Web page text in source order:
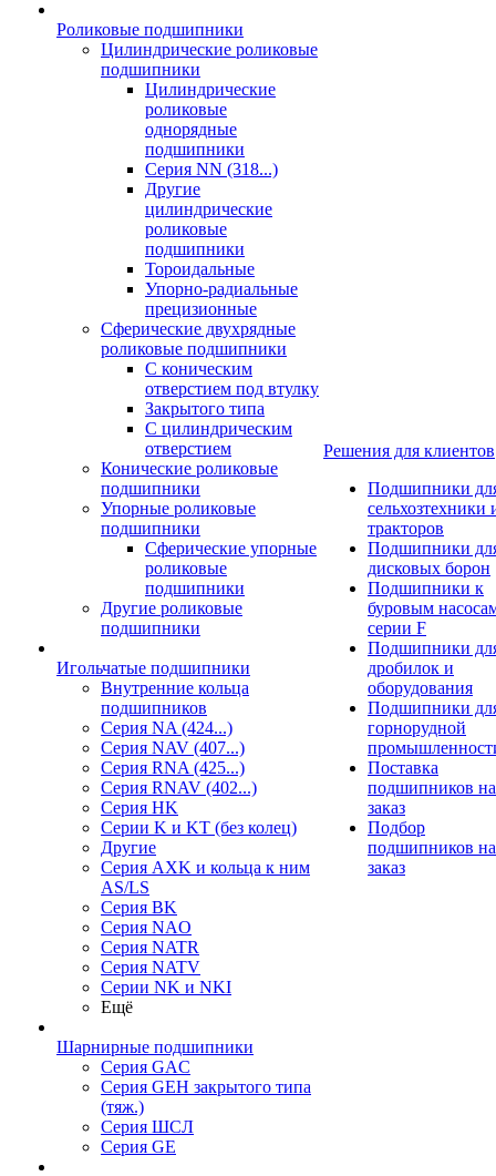
Роликовые подшипники
Цилиндрические роликовые
подшипники
Цилиндрические
роликовые
однорядные
подшипники
Серия NN (318...)
Другие
цилиндрические
роликовые
подшипники
Тороидальные
Упорно-радиальные
прецизионные
Сферические двухрядные
роликовые подшипники
С коническим
отверстием под втулку
Закрытого типа
С цилиндрическим
отверстием
Конические роликовые
подшипники
Упорные роликовые
подшипники
Сферические упорные
роликовые
подшипники
Другие роликовые
подшипники
Игольчатые подшипники
Внутренние кольца
подшипников
Серия NA (424...)
Серия NAV (407...)
Серия RNA (425...)
Серия RNAV (402...)
Серия HK
Серии K и KT (без колец)
Другие
Серия AXK и кольца к ним
AS/LS
Серия BK
Серия NAO
Серия NATR
Серия NATV
Серии NK и NKI
Ещё
Шарнирные подшипники
Серия GAC
Серия GEH закрытого типа
(тяж.)
Серия ШСЛ
Серия GE
Решения для клиентов
Подшипники
сельхозтехники
тракторов
Подшипники
дисковых борон
Подшипники к
буровым
серии F
Подшипники
дробилок и
оборудования
Подшипники
горнорудной
Поставка
подшипников на
заказ
Подбор
подшипников на
заказ